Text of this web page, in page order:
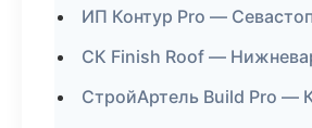
ИП Контур Pro —
СК Finish Roof —
СтройАртель Build Pro —